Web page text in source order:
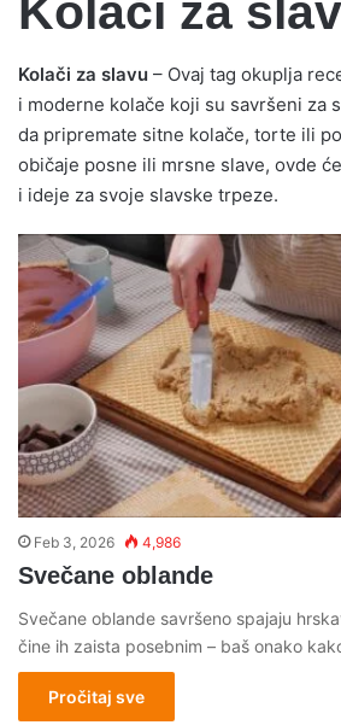
Kolači za
Kolači za slavu – Ovaj tag okuplja
i moderne kolače koji su savršeni za
da pripremate sitne kolače, torte ili
običaje posne ili mrsne slave, ovde
i ideje za svoje slavske trpeze.
Feb 3, 2026 4,986
Svečane oblande
Svečane oblande savršeno spajaju
čine ih zaista posebnim – baš onako
Pročitaj sve